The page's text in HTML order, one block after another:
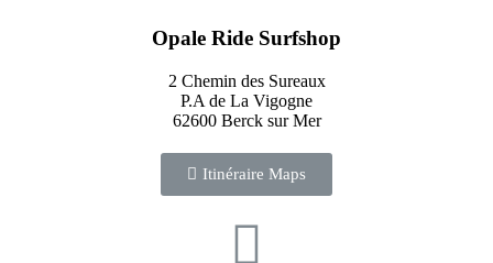
Opale Ride Surfshop
2 Chemin des Sureaux
P.A de La Vigogne
62600 Berck sur Mer
Itinéraire Maps